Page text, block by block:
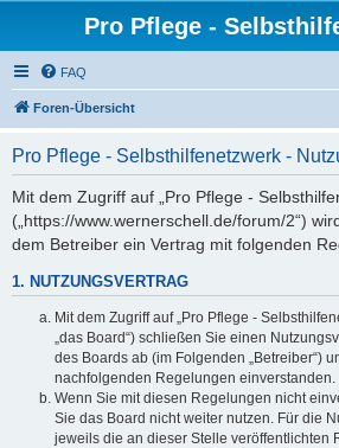
Pro Pflege -
FAQ
Foren-Übersicht
Pro Pflege - Selbsthilfenetzwerk -
Mit dem Zugriff auf „Pro Pflege -
(„https://www.wernerschell.de/forum/2“)
dem Betreiber ein Vertrag mit folgenden
1. NUTZUNGSVERTRAG
Mit dem Zugriff auf „Pro Pflege -
„das Board“) schließen Sie einen
des Boards ab (im Folgenden „Betreiber“)
nachfolgenden Regelungen einverstanden.
Wenn Sie mit diesen Regelungen nicht
Sie das Board nicht weiter nutzen. Für die
jeweils die an dieser Stelle veröffentlichten